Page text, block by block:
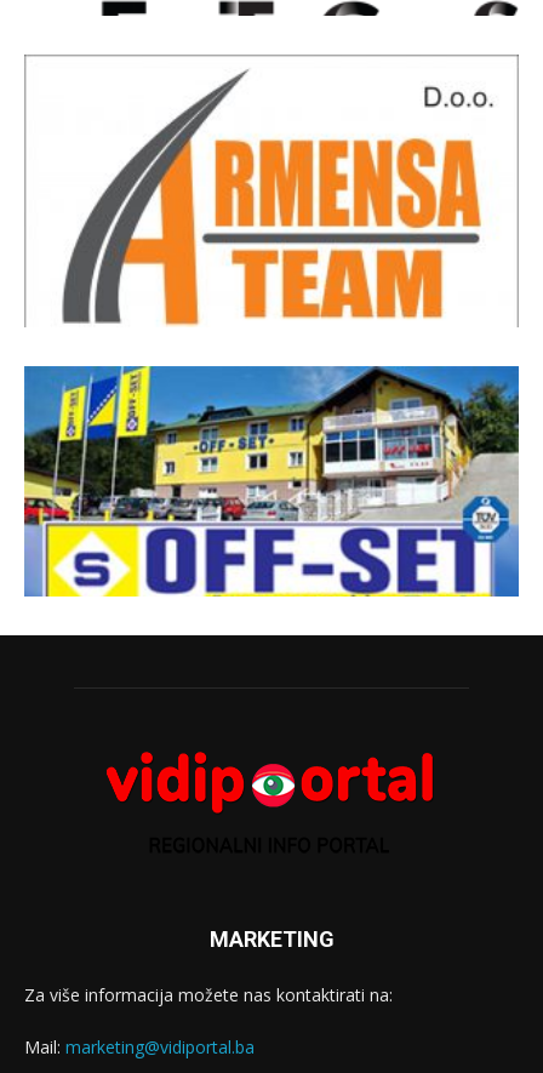
MARKETING
Za više informacija možete nas kontaktirati na:
Mail: marketing@vidiportal.ba